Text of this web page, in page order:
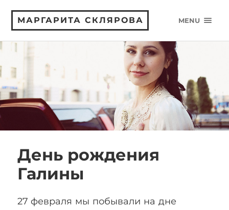
МАРГАРИТА СКЛЯРОВА MENU
День рождения
Галины
27 февраля мы побывали на дне